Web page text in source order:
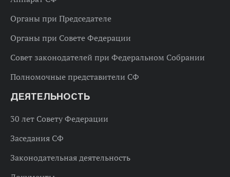
Органы при Председателе
Органы при Совете Федерации
Совет законодателей при Федеральном Собрании
Полномочные представители СФ
ДЕЯТЕЛЬНОСТЬ
30 лет Совету Федерации
Заседания СФ
Законодательная деятельность